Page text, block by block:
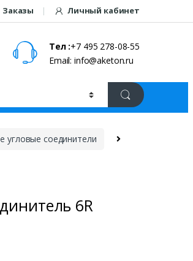
Заказы Личный кабинет
Тел :+7 495 278-08-55
Email: info@aketon.ru
угловые соединители
6R